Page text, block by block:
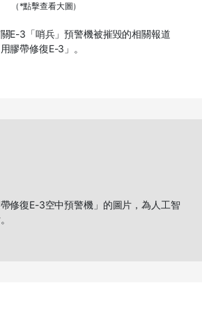
（*點擊查看大圖）
E-3「哨兵」預警機被摧毀的相關報道
膠帶修復E-3」。
修復E-3空中預警機」的圖片，為人工智